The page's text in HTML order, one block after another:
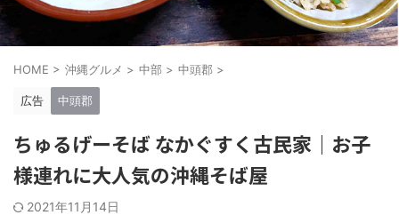
HOME > 沖縄グルメ > 中部 > 中頭郡 >
広告 中頭郡
ちゅるげーそば なかぐすく古民家｜お子
様連れに大人気の沖縄そば屋
2021年11月14日